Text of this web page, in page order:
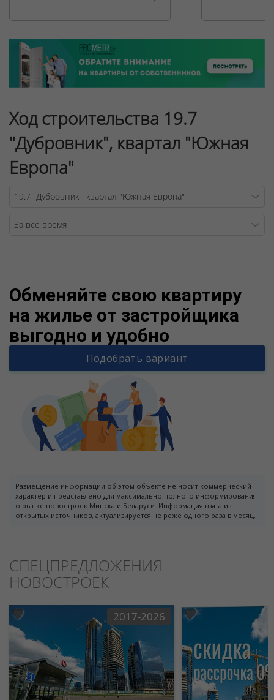
Ход строительства 19.7
"Дубровник", квартал "Южная
Европа"
Обменяйте свою квартиру
на жилье от застройщика
выгодно и удобно
Подобрать вариант
Размещение информации об этом объекте не носит коммерческий
характер и представлено для максимально полного информирования
о рынке новостроек Минска и Беларуси. Информация взята из
открытых источников, актуализируется не реже одного раза в месяц.
СПЕЦПРЕДЛОЖЕНИЯ
НОВОСТРОЕК
2017-2026